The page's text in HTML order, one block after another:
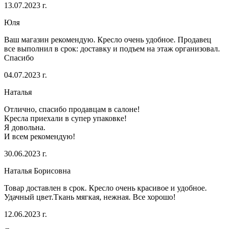
13.07.2023 г.
Юля
Ваш магазин рекомендую. Кресло очень удобное. Продавец
все выполнил в срок: доставку и подъем на этаж организовал.
Спасибо
04.07.2023 г.
Наталья
Отлично, спасибо продавцам в салоне!
Кресла приехали в супер упаковке!
Я довольна.
И всем рекомендую!
30.06.2023 г.
Наталья Борисовна
Товар доставлен в срок. Кресло очень красивое и удобное.
Удачный цвет.Ткань мягкая, нежная. Все хорошо!
12.06.2023 г.